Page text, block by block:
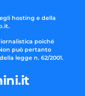
hosting e della
poiché
può pertanto
legge n. 62/2001.